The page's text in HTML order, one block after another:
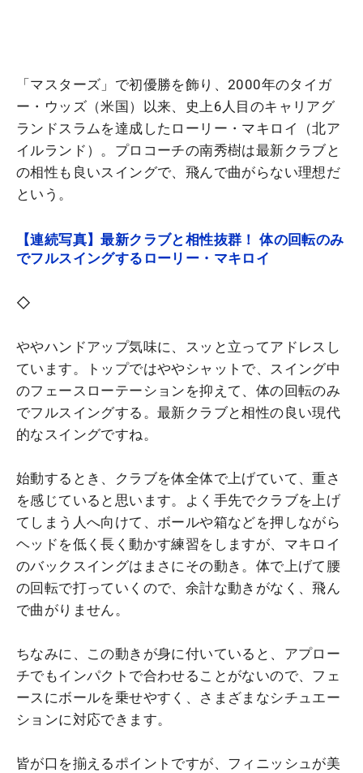
「マスターズ」で初優勝を飾り、2000年のタイガ
ー・ウッズ（米国）以来、史上6人目のキャリアグ
ランドスラムを達成したローリー・マキロイ（北ア
イルランド）。プロコーチの南秀樹は最新クラブと
の相性も良いスイングで、飛んで曲がらない理想だ
という。
【連続写真】最新クラブと相性抜群！ 体の回転のみ
でフルスイングするローリー・マキロイ
◇
ややハンドアップ気味に、スッと立ってアドレスし
ています。トップではややシャットで、スイング中
のフェースローテーションを抑えて、体の回転のみ
でフルスイングする。最新クラブと相性の良い現代
的なスイングですね。
始動するとき、クラブを体全体で上げていて、重さ
を感じていると思います。よく手先でクラブを上げ
てしまう人へ向けて、ボールや箱などを押しながら
ヘッドを低く長く動かす練習をしますが、マキロイ
のバックスイングはまさにその動き。体で上げて腰
の回転で打っていくので、余計な動きがなく、飛ん
で曲がりません。
ちなみに、この動きが身に付いていると、アプロー
チでもインパクトで合わせることがないので、フェ
ースにボールを乗せやすく、さまざまなシチュエー
ションに対応できます。
皆が口を揃えるポイントですが、フィニッシュが美